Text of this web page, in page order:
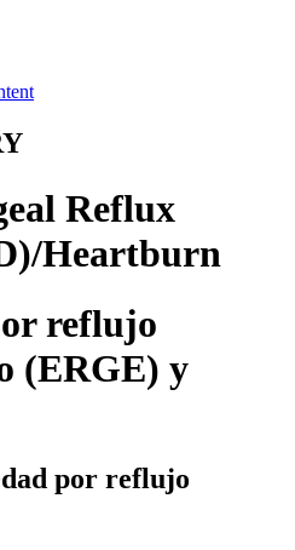
Reflux
Heartburn
reflujo
(ERGE) y
por reflujo